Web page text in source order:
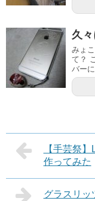
久
みょ
て？
バー
【手芸祭
作ってみた
グラスリッ